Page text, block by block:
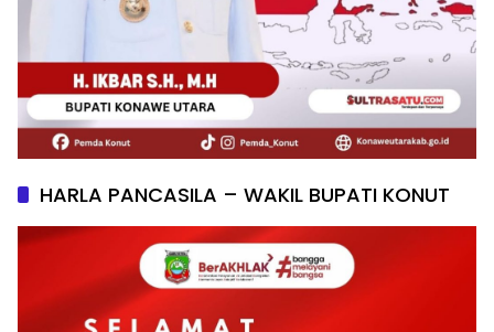
HARLA PANCASILA – WAKIL BUPATI KONUT